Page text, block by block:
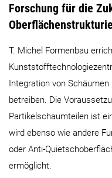
Forschung für die
T. Michel Formenbau
Integration von
betreiben. Die
Partikelschaumteilen ist
wird ebenso wie andere
oder Anti-
ermöglicht.